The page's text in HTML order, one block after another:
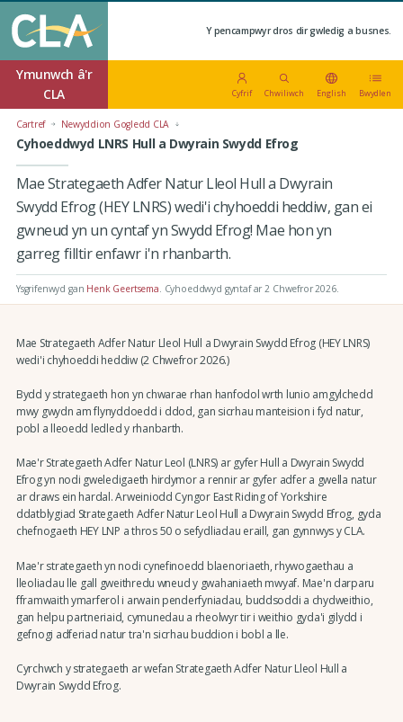
Y pencampwyr dros dir gwledig a busnes.
Ymunwch â'r
CLA
Cyfrif Chwiliwch English Bwydlen
Cartref Newyddion Gogledd CLA
Cyhoeddwyd LNRS Hull a Dwyrain Swydd Efrog
Mae Strategaeth Adfer Natur Lleol Hull a Dwyrain
Swydd Efrog (HEY LNRS) wedi'i chyhoeddi heddiw, gan ei
gwneud yn un cyntaf yn Swydd Efrog! Mae hon yn
garreg filltir enfawr i'n rhanbarth.
Ysgrifenwyd gan Henk Geertsema Cyhoeddwyd gyntaf ar 2 Chwefror 2026.
Mae Strategaeth Adfer Natur Lleol Hull a Dwyrain Swydd Efrog (HEY LNRS)
wedi'i chyhoeddi heddiw (2 Chwefror 2026.)
Bydd y strategaeth hon yn chwarae rhan hanfodol wrth lunio amgylchedd
mwy gwydn am flynyddoedd i ddod, gan sicrhau manteision i fyd natur,
pobl a lleoedd ledled y rhanbarth.
Mae'r Strategaeth Adfer Natur Leol (LNRS) ar gyfer Hull a Dwyrain Swydd
Efrog yn nodi gweledigaeth hirdymor a rennir ar gyfer adfer a gwella natur
ar draws ein hardal. Arweiniodd Cyngor East Riding of Yorkshire
ddatblygiad Strategaeth Adfer Natur Leol Hull a Dwyrain Swydd Efrog, gyda
chefnogaeth HEY LNP a thros 50 o sefydliadau eraill, gan gynnwys y CLA.
Mae'r strategaeth yn nodi cynefinoedd blaenoriaeth, rhywogaethau a
lleoliadau lle gall gweithredu wneud y gwahaniaeth mwyaf. Mae'n darparu
fframwaith ymarferol i arwain penderfyniadau, buddsoddi a chydweithio,
gan helpu partneriaid, cymunedau a rheolwyr tir i weithio gyda'i gilydd i
gefnogi adferiad natur tra'n sicrhau buddion i bobl a lle.
Cyrchwch y strategaeth ar wefan Strategaeth Adfer Natur Lleol Hull a
Dwyrain Swydd Efrog.